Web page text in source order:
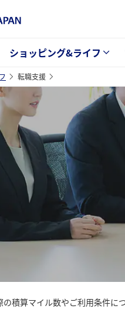
ショッピング&ライフ
転職支援
積算マイル数やご利用条件に